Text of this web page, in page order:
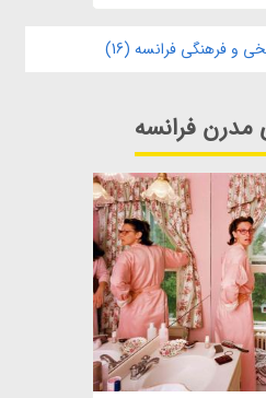
و فرهنگی فرانسه (16)
مدرن فرانسه